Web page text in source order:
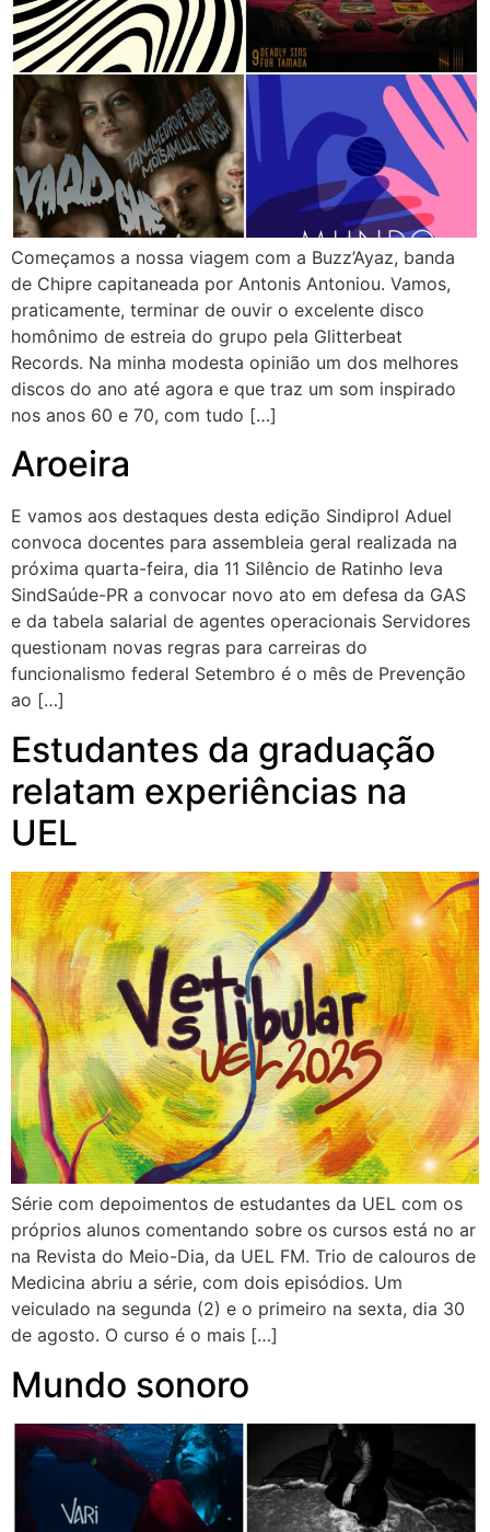
Começamos a nossa viagem com a Buzz’Ayaz, banda
de Chipre capitaneada por Antonis Antoniou. Vamos,
praticamente, terminar de ouvir o excelente disco
homônimo de estreia do grupo pela Glitterbeat
Records. Na minha modesta opinião um dos melhores
discos do ano até agora e que traz um som inspirado
nos anos 60 e 70, com tudo […]
Aroeira
E vamos aos destaques desta edição Sindiprol Aduel
convoca docentes para assembleia geral realizada na
próxima quarta-feira, dia 11 Silêncio de Ratinho leva
SindSaúde-PR a convocar novo ato em defesa da GAS
e da tabela salarial de agentes operacionais Servidores
questionam novas regras para carreiras do
funcionalismo federal Setembro é o mês de Prevenção
ao […]
Estudantes da graduação
relatam experiências na
UEL
Série com depoimentos de estudantes da UEL com os
próprios alunos comentando sobre os cursos está no ar
na Revista do Meio-Dia, da UEL FM. Trio de calouros de
Medicina abriu a série, com dois episódios. Um
veiculado na segunda (2) e o primeiro na sexta, dia 30
de agosto. O curso é o mais […]
Mundo sonoro